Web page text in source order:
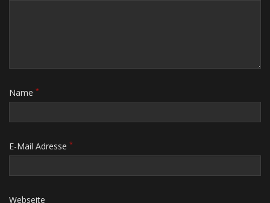
Name *
E-Mail Adresse *
Webseite